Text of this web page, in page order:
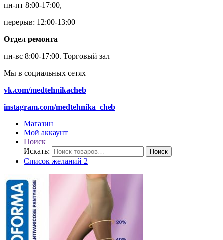
пн-пт 8:00-17:00,
перерыв: 12:00-13:00
Отдел ремонта
пн-вс 8:00-17:00. Торговый зал
Мы в социальных сетях
vk.com/medtehnikacheb
instagram.com/medtehnika_cheb
Магазин
Мой аккаунт
Поиск
Искать:
Поиск
Список желаний 2